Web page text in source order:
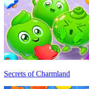
Secrets of Charmland